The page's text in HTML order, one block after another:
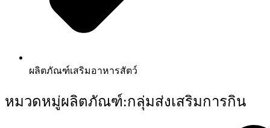
ผลิตภัณฑ์เสริมอาหารสัตว์
หมวดหมู่ผลิตภัณฑ์:กลุ่มส่งเสริมการกิน